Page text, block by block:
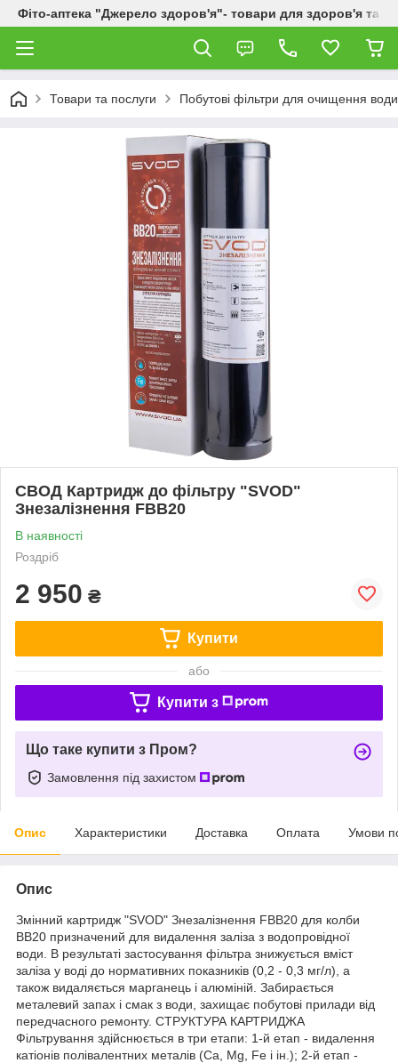
Фіто-аптека "Джерело здоров'я"- товари для здоров'я та
Товари та послуги Побутові фільтри для очищення
СВОД Картридж до фільтру "SVOD"
Знезалізнення FBB20
В наявності
Роздріб
2 950 ₴
Купити
або
Купити з
Що таке купити з Пром?
Замовлення під захистом
Опис Характеристики Доставка Оплата Умови
Опис
Змінний картридж "SVOD" Знезалізнення FBB20 для колби
ВВ20 призначений для видалення заліза з водопровідної
води. В результаті застосування фільтра знижується вміст
заліза у воді до нормативних показників (0,2 - 0,3 мг/л), а
також видаляється марганець і алюміній. Забирається
металевий запах і смак з води, захищає побутові прилади від
передчасного ремонту. СТРУКТУРА КАРТРИДЖА
Фільтрування здійснюється в три етапи: 1-й етап - видалення
катіонів полівалентних металів (Са, Мg, Fe і ін.); 2-й етап -